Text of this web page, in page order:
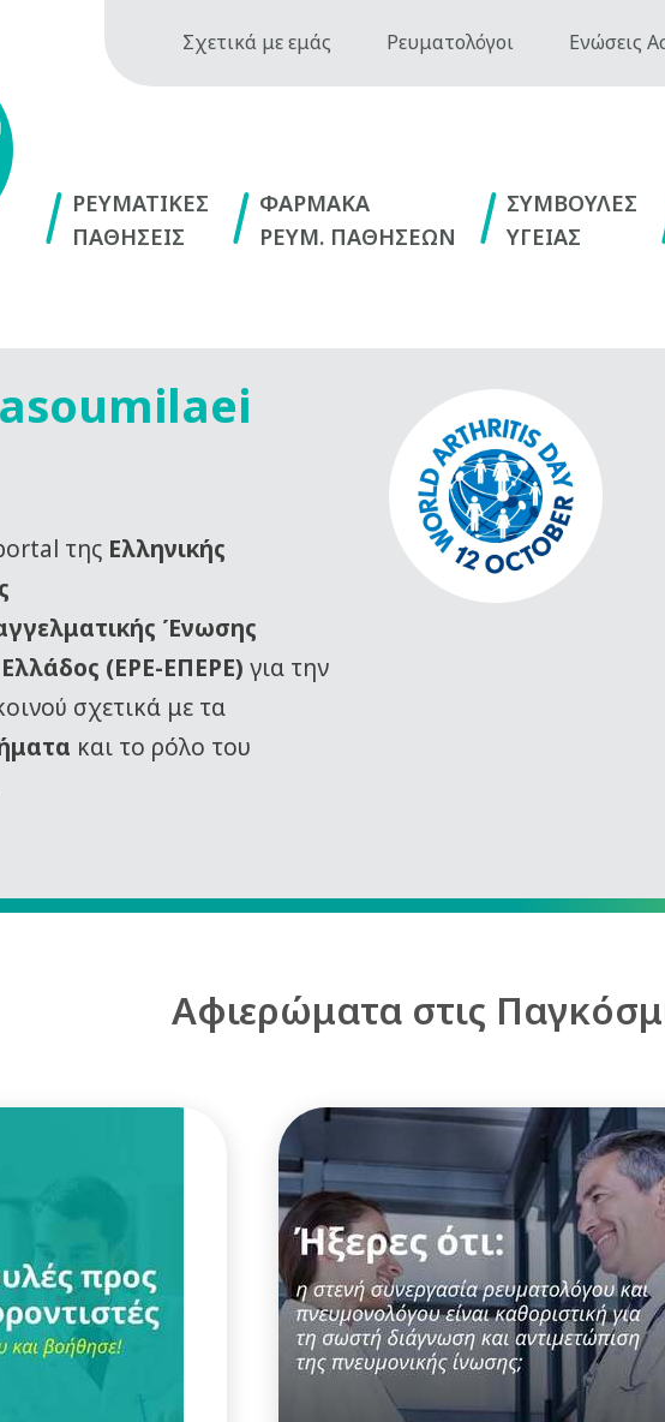
Σχετικά με εμάς Ρευματολόγοι Ενώσεις
ΡΕΥΜΑΤΙΚΕΣ
ΠΑΘΗΣΕΙΣ
ΦΑΡΜΑΚΑ
ΡΕΥΜ. ΠΑΘΗΣΕΩΝ
ΣΥΜΒΟΥΛΕΣ
ΥΓΕΙΑΣ
της Ελληνικής
Ένωσης
(ΕΡΕ-ΕΠΕΡΕ) για την
σχετικά με τα
και το ρόλο του
Αφιερώματα στις